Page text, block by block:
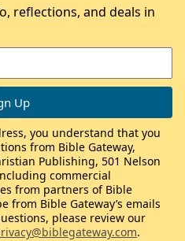
reflections, and deals in
you understand that you
from Bible Gateway,
Publishing, 501 Nelson
commercial
from partners of Bible
from Bible Gateway’s emails
please review our
.